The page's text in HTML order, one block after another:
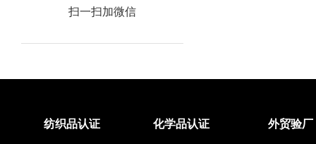
扫一扫加微信
纺织品认证 化学品认证 外贸验厂